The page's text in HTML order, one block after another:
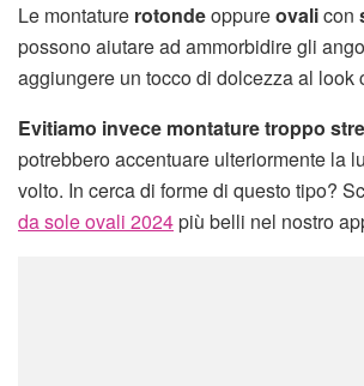
Le montature rotondeoppureovalicon
possono aiutare ad ammorbidire gli
aggiungere un tocco di dolcezza al look
Evitiamo invece montature troppo
potrebbero accentuare ulteriormente la
volto. In cerca di forme di questo tipo?
da sole ovali 2024più belli nel nostro